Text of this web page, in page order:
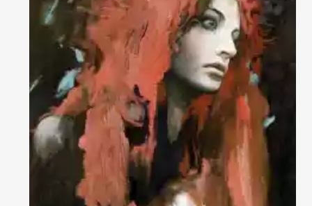
Родился в 1959 году в г. Каменск-Уральский Свердловской
области. В 1984 году закончил Свердловское художественное
училище. С 1979 года – участник многочисленных выставок в
России и за рубежом.
В работах Станислава Круппа отчетливо заметны реминисценции
из произведений Серебряного Века. Помимо этого, художник
вдохновлен работами мастеров европейского Средневековья и
Северного Возрождения, идеями символизма, а также эстетикой
русского, польского и чешского модерна. В ряде картин
художника присутствуют влияния представителей
художественного движения Венский Сецессион.
Более 400 работ Станислава Круппа находится в частных
Читать далее